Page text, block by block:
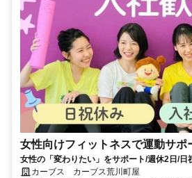
女性向けフィットネスで運動サポ
女性の「変わりたい」をサポート/週休2日/日
ルOK※規定内
カーブス カーブス荒川町屋